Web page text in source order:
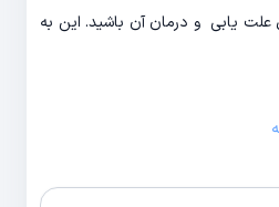
علت یابی و درمان آن باشید. این به